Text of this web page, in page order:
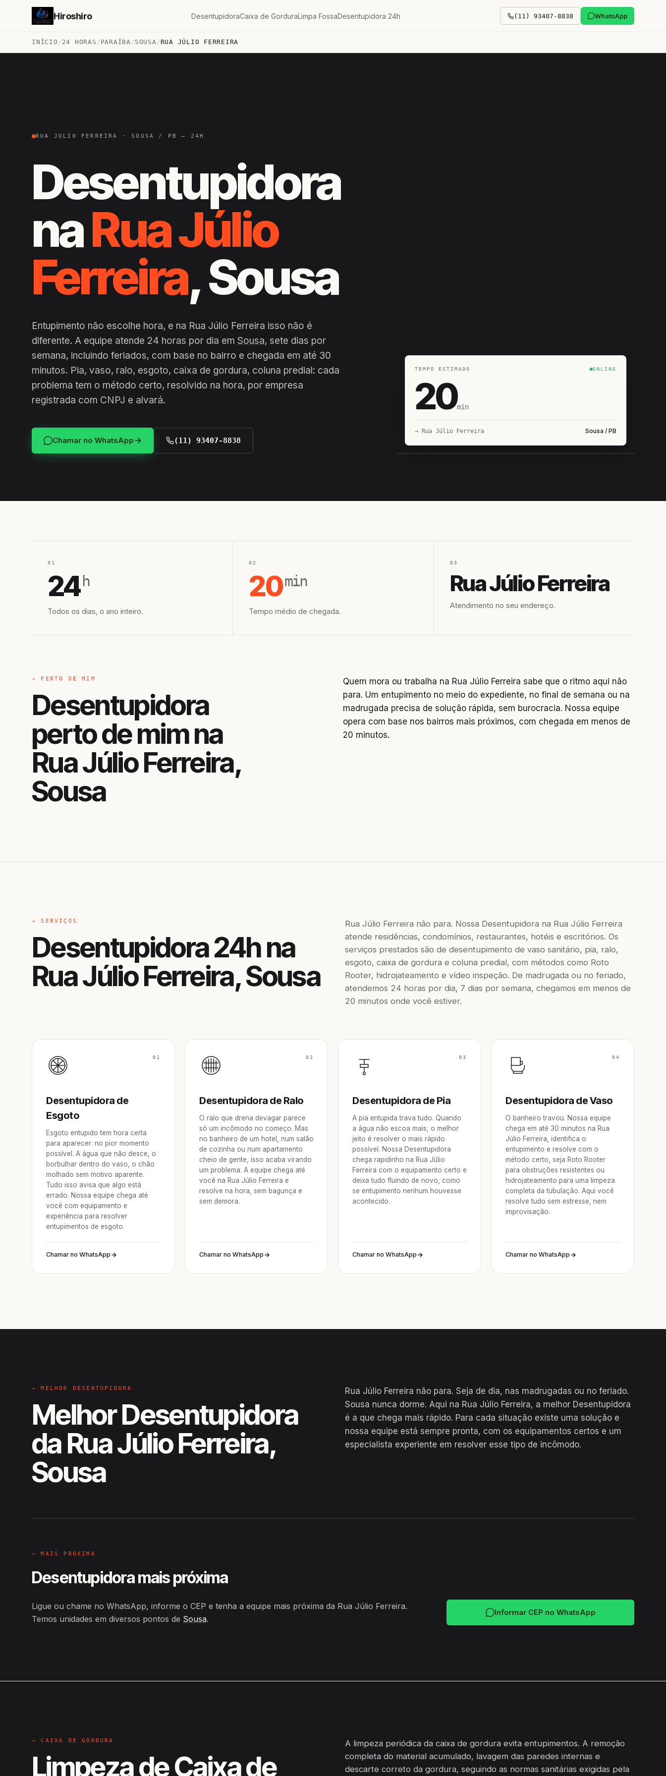
Hiroshiro DesentupidoraCaixa de GorduraLimpa FossaDesentupidora 24h (11) 93407-8838 WhatsApp
INÍCIO /24 HORAS /PARAÍBA /SOUSA /RUA JÚLIO FERREIRA
RUA JÚLIO FERREIRA · SOUSA / PB — 24H
Desentupidora
naRua Júlio
Ferreira, Sousa
Entupimento não escolhe hora, e na Rua Júlio Ferreira isso não é
diferente. A equipe atende 24 horas por dia em Sousa, sete dias por
semana, incluindo feriados, com base no bairro e chegada em até 30
minutos. Pia, vaso, ralo, esgoto, caixa de gordura, coluna predial: cada
problema tem o método certo, resolvido na hora, por empresa
registrada com CNPJ e alvará.
Chamar no WhatsApp (11) 93407-8838
TEMPO ESTIMADO ONLINE
20min
→ Rua Júlio Ferreira Sousa / PB
01
24 h
Todos os dias, o ano inteiro.
02
20min
Tempo médio de chegada.
03
Rua Júlio Ferreira
Atendimento no seu endereço.
→ PERTO DE MIM
Desentupidora
perto de mim na
Rua Júlio Ferreira,
Sousa
Quem mora ou trabalha na Rua Júlio Ferreira sabe que o ritmo aqui não
para. Um entupimento no meio do expediente, no final de semana ou na
madrugada precisa de solução rápida, sem burocracia. Nossa equipe
opera com base nos bairros mais próximos, com chegada em menos de
20 minutos.
→ SERVIÇOS
Desentupidora 24h na
Rua Júlio Ferreira, Sousa
Rua Júlio Ferreira não para. Nossa Desentupidora na Rua Júlio Ferreira
atende residências, condomínios, restaurantes, hotéis e escritórios. Os
serviços prestados são de desentupimento de vaso sanitário, pia, ralo,
esgoto, caixa de gordura e coluna predial, com métodos como Roto
Rooter, hidrojateamento e vídeo inspeção. De madrugada ou no feriado,
atendemos 24 horas por dia, 7 dias por semana, chegamos em menos de
20 minutos onde você estiver.
01
Desentupidora de
Esgoto
Esgoto entupido tem hora certa
para aparecer: no pior momento
possível. A água que não desce, o
borbulhar dentro do vaso, o chão
molhado sem motivo aparente.
Tudo isso avisa que algo está
errado. Nossa equipe chega até
você com equipamento e
experiência para resolver
entupimentos de esgoto.
Chamar no WhatsApp
02
Desentupidora de Ralo
O ralo que drena devagar parece
só um incômodo no começo. Mas
no banheiro de um hotel, num salão
de cozinha ou num apartamento
cheio de gente, isso acaba virando
um problema. A equipe chega até
você na Rua Júlio Ferreira e
resolve na hora, sem bagunça e
sem demora.
Chamar no WhatsApp
03
Desentupidora de Pia
A pia entupida trava tudo. Quando
a água não escoa mais, o melhor
jeito é resolver o mais rápido
possível. Nossa Desentupidora
chega rapidinho na Rua Júlio
Ferreira com o equipamento certo e
deixa tudo fluindo de novo, como
se entupimento nenhum houvesse
acontecido.
Chamar no WhatsApp
04
Desentupidora de Vaso
O banheiro travou. Nossa equipe
chega em até 30 minutos na Rua
Júlio Ferreira, identifica o
entupimento e resolve com o
método certo, seja Roto Rooter
para obstruções resistentes ou
hidrojateamento para uma limpeza
completa da tubulação. Aqui você
resolve tudo sem estresse, nem
improvisação.
Chamar no WhatsApp
→ MELHOR DESENTUPIDORA
Melhor Desentupidora
da Rua Júlio Ferreira,
Sousa
Rua Júlio Ferreira não para. Seja de dia, nas madrugadas ou no feriado.
Sousa nunca dorme. Aqui na Rua Júlio Ferreira, a melhor Desentupidora
é a que chega mais rápido. Para cada situação existe uma solução e
nossa equipe está sempre pronta, com os equipamentos certos e um
especialista experiente em resolver esse tipo de incômodo.
EM CAMPO
→ MAIS PRÓXIMA
Desentupidora mais próxima
Ligue ou chame no WhatsApp, informe o CEP e tenha a equipe mais próxima da Rua Júlio Ferreira.
Temos unidades em diversos pontos de Sousa.
Informar CEP no WhatsApp
→ CAIXA DE GORDURA
Limpeza de Caixa de
A limpeza periódica da caixa de gordura evita entupimentos. A remoção
completa do material acumulado, lavagem das paredes internas e
descarte correto da gordura, seguindo as normas sanitárias exigidas pela